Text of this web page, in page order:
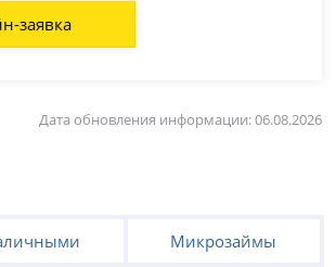
заявка
Дата обновления информации: 06.08.2026
Микрозаймы